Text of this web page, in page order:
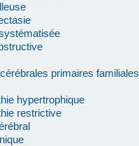
primaires familiales
hypertrophique
restrictive